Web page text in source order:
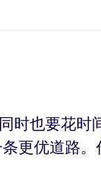
也要花时
更优道路